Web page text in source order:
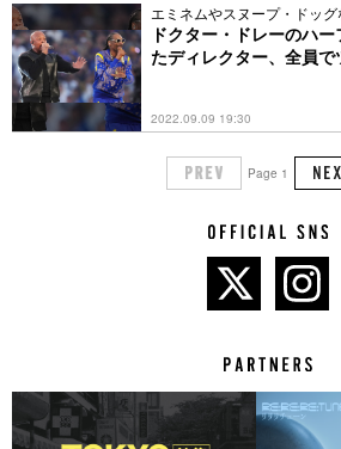
エミネムやスヌープ・ドッ
ドクター・ドレーのハ
たディレクター、全員
2022.09.09 19:30
Page 1